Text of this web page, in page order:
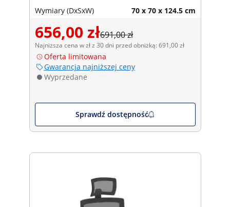
Wymiary (DxSxW) 70 x 70 x 124.5 cm
656,00 zł691,00 zł
Najniższa cena w zł z 30 dni przed obniżką: 691,00 zł
Oferta limitowana
Gwarancja najniższej ceny
Wyprzedane
Sprawdź dostępność